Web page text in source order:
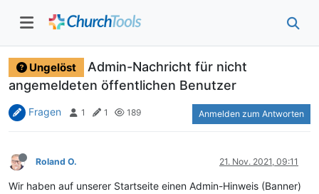
Ungelöst
Admin-Nachricht für nicht
angemeldeten öffentlichen Benutzer
Fragen 1 1 189 Anmelden zum Antworten
Roland O. 21. Nov. 2021, 09:11
Wir haben auf unserer Startseite einen Admin-Hinweis (Banner)